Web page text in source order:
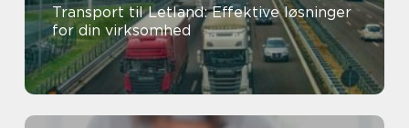
Transport til Letland: Effektive løsninger
for din virksomhed